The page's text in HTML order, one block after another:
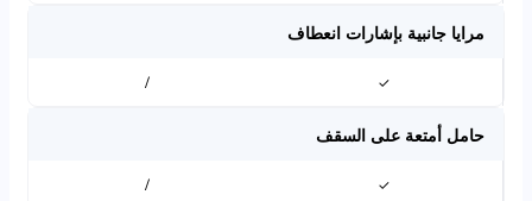
مرايا جانبية بإشارات انعطاف
✓
/
حامل أمتعة على السقف
✓
/